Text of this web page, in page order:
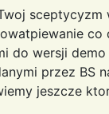
do wersji
przez BS
jeszcze